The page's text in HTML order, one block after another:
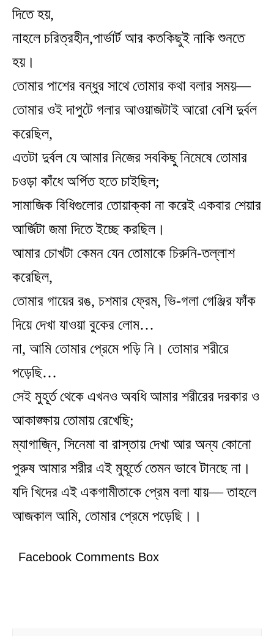
দিতে হয়,
নাহলে চরিত্রহীন,পার্ভার্ট আর কতকিছুই নাকি শুনতে
হয়।
তোমার পাশের বন্ধুর সাথে তোমার কথা বলার সময়—
তোমার ওই দাপুটে গলার আওয়াজটাই আরো বেশি দুর্বল
করেছিল,
এতটা দুর্বল যে আমার নিজের সবকিছু নিমেষে তোমার
চওড়া কাঁধে অর্পিত হতে চাইছিল;
সামাজিক বিধিগুলোর তোয়াক্কা না করেই একবার শেয়ার
আর্জিটা জমা দিতে ইচ্ছে করছিল।
আমার চোখটা কেমন যেন তোমাকে চিরুনি-তল্লাশ
করেছিল,
তোমার গায়ের রঙ, চশমার ফ্রেম, ভি-গলা গেঞ্জির ফাঁক
দিয়ে দেখা যাওয়া বুকের লোম…
না, আমি তোমার প্রেমে পড়ি নি। তোমার শরীরে
পড়েছি…
সেই মুহূর্ত থেকে এখনও অবধি আমার শরীরের দরকার ও
আকাঙ্ক্ষায় তোমায় রেখেছি;
ম্যাগাজি্ন, সিনেমা বা রাস্তায় দেখা আর অন্য কোনো
পুরুষ আমার শরীর এই মুহূর্তে তেমন ভাবে টানছে না।
যদি খিদের এই একগামীতাকে প্রেম বলা যায়— তাহলে
আজকাল আমি, তোমার প্রেমে পড়েছি।।
Facebook Comments Box